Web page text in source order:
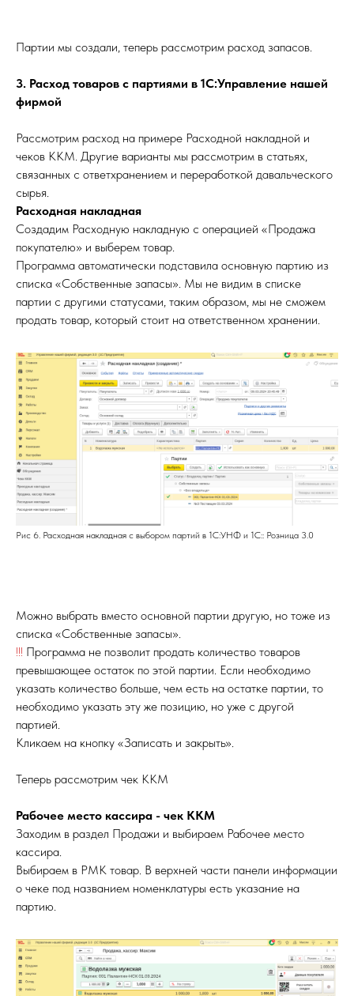
Партии мы создали, теперь рассмотрим расход запасов.
3. Расход товаров с партиями в 1С:Управление нашей
фирмой
Рассмотрим расход на примере Расходной накладной и
чеков ККМ. Другие варианты мы рассмотрим в статьях,
связанных с ответхранением и переработкой давальческого
сырья.
Расходная накладная
Создадим Расходную накладную с операцией «Продажа
покупателю» и выберем товар.
Программа автоматически подставила основную партию из
списка «Собственные запасы». Мы не видим в списке
партии с другими статусами, таким образом, мы не сможем
продать товар, который стоит на ответственном хранении.
Рис 6. Расходная накладная с выбором партий в 1С:УНФ и 1С:: Розница 3.0
Можно выбрать вместо основной партии другую, но тоже из
списка «Собственные запасы».
!!! Программа не позволит продать количество товаров
превышающее остаток по этой партии. Если необходимо
указать количество больше, чем есть на остатке партии, то
необходимо указать эту же позицию, но уже с другой
партией.
Кликаем на кнопку «Записать и закрыть».
Теперь рассмотрим чек ККМ
Рабочее место кассира - чек ККМ
Заходим в раздел Продажи и выбираем Рабочее место
кассира.
Выбираем в РМК товар. В верхней части панели информации
о чеке под названием номенклатуры есть указание на
партию.